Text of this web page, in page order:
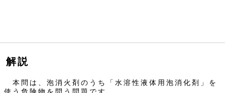
解説
本問は、泡消火剤のうち「水溶性液体用泡消化剤」を
使う危険物を問う問題です。